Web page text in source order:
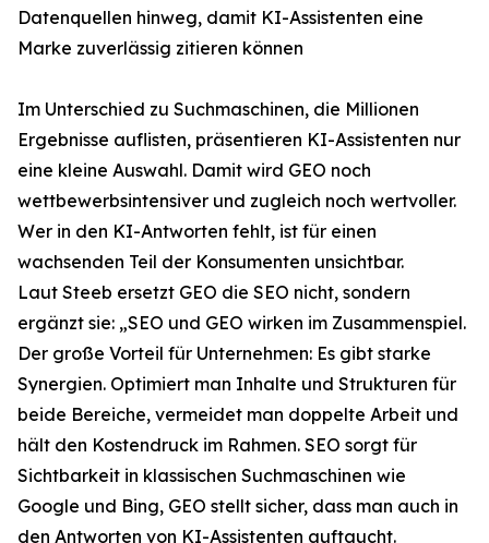
Datenquellen hinweg, damit KI-Assistenten eine
Marke zuverlässig zitieren können
Im Unterschied zu Suchmaschinen, die Millionen
Ergebnisse auflisten, präsentieren KI-Assistenten nur
eine kleine Auswahl. Damit wird GEO noch
wettbewerbsintensiver und zugleich noch wertvoller.
Wer in den KI-Antworten fehlt, ist für einen
wachsenden Teil der Konsumenten unsichtbar.
Laut Steeb ersetzt GEO die SEO nicht, sondern
ergänzt sie: „SEO und GEO wirken im Zusammenspiel.
Der große Vorteil für Unternehmen: Es gibt starke
Synergien. Optimiert man Inhalte und Strukturen für
beide Bereiche, vermeidet man doppelte Arbeit und
hält den Kostendruck im Rahmen. SEO sorgt für
Sichtbarkeit in klassischen Suchmaschinen wie
Google und Bing, GEO stellt sicher, dass man auch in
den Antworten von KI-Assistenten auftaucht.